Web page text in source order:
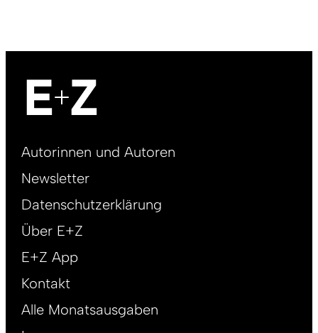
Footer
DE
Autorinnen und Autoren
Newsletter
Datenschutzerklärung
Über E+Z
E+Z App
Kontakt
Alle Monatsausgaben